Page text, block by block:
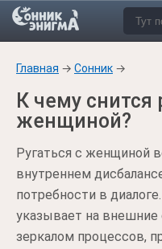
Главная → Сонник →
К чему снится
женщиной?
Ругаться с женщиной
внутреннем
потребности в
указывает на внешние
зеркалом процессов,